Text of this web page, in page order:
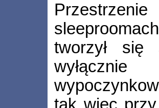
tworzył